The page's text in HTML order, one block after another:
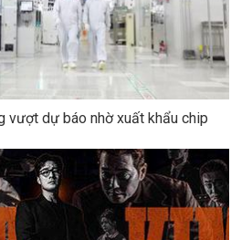
vượt dự báo nhờ xuất khẩu chip